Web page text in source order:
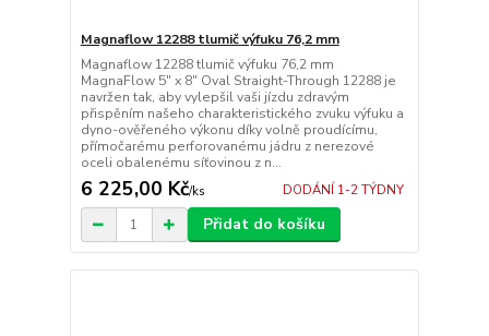
Magnaflow 12288 tlumič výfuku 76,2 mm
Magnaflow 12288 tlumič výfuku 76,2 mm
MagnaFlow 5" x 8" Oval Straight-Through 12288 je
navržen tak, aby vylepšil vaši jízdu zdravým
přispěním našeho charakteristického zvuku výfuku a
dyno-ověřeného výkonu díky volně proudícímu,
přímočarému perforovanému jádru z nerezové
oceli obalenému síťovinou z n...
6 225,00 Kč/ks DODÁNÍ 1-2 TÝDNY
Přidat do košíku